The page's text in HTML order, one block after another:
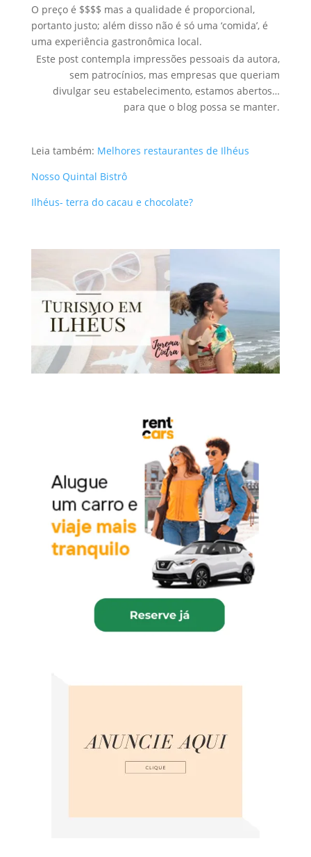
O preço é $$$$ mas a qualidade é proporcional,
portanto justo; além disso não é só uma ‘comida’, é
uma experiência gastronômica local.
Este post contempla impressões pessoais da autora,
sem patrocínios, mas empresas que queriam
divulgar seu estabelecimento, estamos abertos…
para que o blog possa se manter.
Leia também: Melhores restaurantes de Ilhéus
Nosso Quintal Bistrô
Ilhéus- terra do cacau e chocolate?